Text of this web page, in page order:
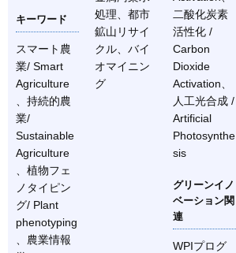
キーワード
スマート農
業/ Smart
Agriculture
、持続的農
業/
Sustainable
Agriculture
、植物フェ
ノタイピン
グ/ Plant
phenotyping
、農業情報
処理、都市
鉱山リサイ
クル、バイ
オマイニン
グ
二酸化炭素
活性化 /
Carbon
Dioxide
Activation、
人工光合成 /
Artificial
Photosynthe
sis
グリーンイノ
ベーション関
連
WPIプログ